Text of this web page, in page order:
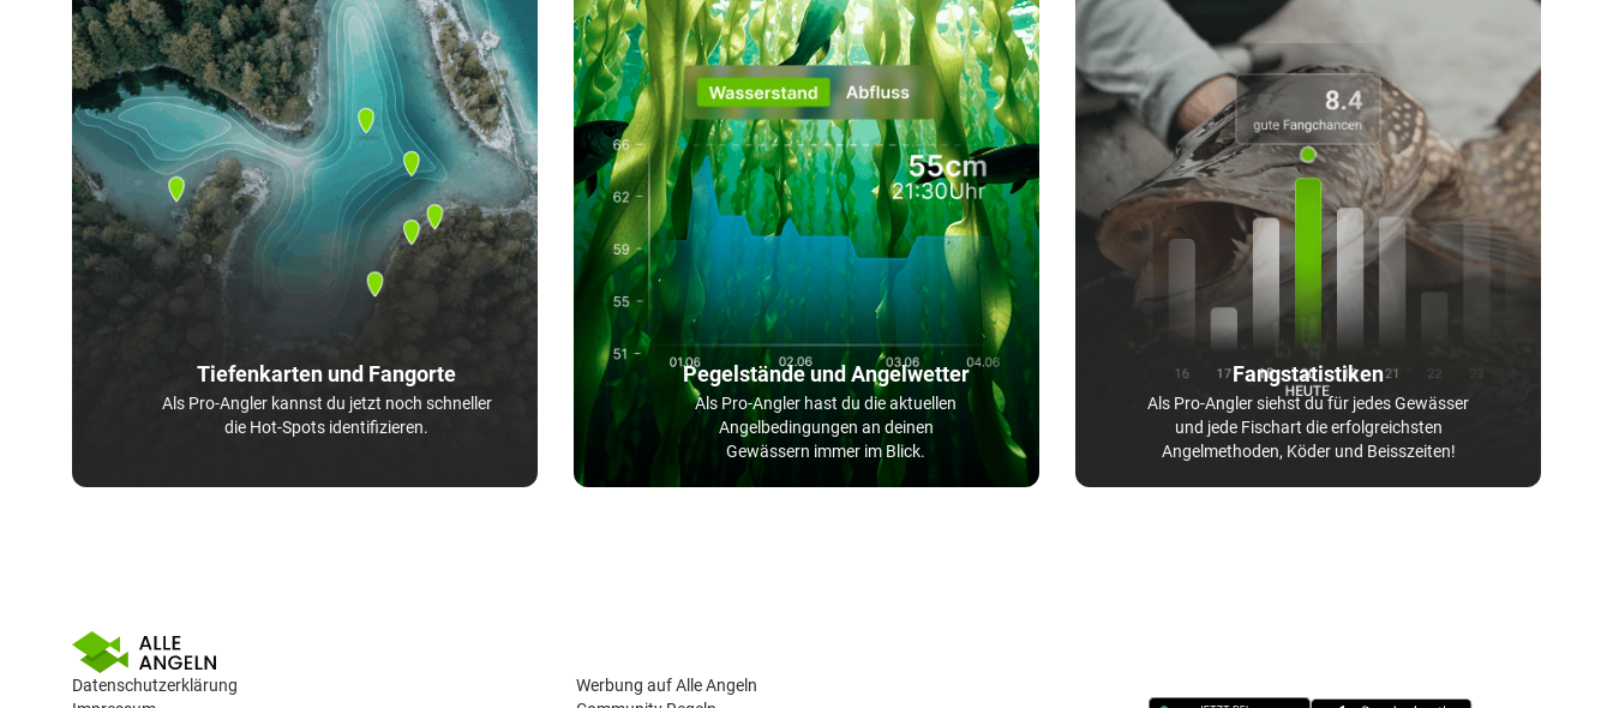
Tiefenkarten und Fangorte
Als Pro-Angler kannst du jetzt noch schneller
die Hot-Spots identifizieren.
Pegelstände und Angelwetter
Als Pro-Angler hast du die aktuellen
Angelbedingungen an deinen
Gewässern immer im Blick.
Fangstatistiken
Als Pro-Angler siehst du für jedes Gewässer
und jede Fischart die erfolgreichsten
Angelmethoden, Köder und Beisszeiten!
Datenschutzerklärung
Werbung auf Alle Angeln